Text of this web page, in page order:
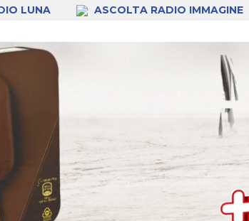
LUNA ASCOLTA RADIO IMMAGINE